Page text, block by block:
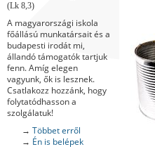
(Lk 8,3)
A magyarországi iskola
főállású munkatársait és a
budapesti irodát mi,
állandó támogatók tartjuk
fenn. Amíg elegen
vagyunk, ők is lesznek.
Csatlakozz hozzánk, hogy
folytatódhasson a
szolgálatuk!
→ Többet erről
→ Én is belépek